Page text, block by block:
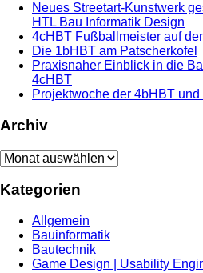
Neues Streetart-Kunstwerk
HTL Bau Informatik Design
4cHBT Fußballmeister auf
Die 1bHBT am Patscherkofel
Praxisnaher Einblick in die
4cHBT
Projektwoche der 4bHBT
Archiv
Archiv
Kategorien
Allgemein
Bauinformatik
Bautechnik
Game Design | Usability